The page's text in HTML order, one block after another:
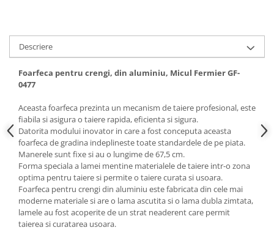
Hota tavan
Hote cupolare
Hote decorative
Hote insula
Hote telescopice
Hote traditionale
Masini de Spalat Rufe & Uscatoare
Accesorii masini de spalat &
uscatoare
Masini automate de spalat rufe
Masini de spalat rufe cu uscator
Descriere
Foarfeca pentru crengi, din aluminiu, Micul Fermier GF-
0477
Aceasta foarfeca prezinta un mecanism de taiere profesional, este
fiabila si asigura o taiere rapida, eficienta si sigura.
Datorita modului inovator in care a fost conceputa aceasta
foarfeca de gradina indeplineste toate standardele de pe piata.
Manerele sunt fixe si au o lungime de 67,5 cm.
Forma speciala a lamei mentine materialele de taiere intr-o zona
optima pentru taiere si permite o taiere curata si usoara.
Foarfeca pentru crengi din aluminiu este fabricata din cele mai
moderne materiale si are o lama ascutita si o lama dubla zimtata,
lamele au fost acoperite de un strat neaderent care permit
taierea si curatarea usoara.